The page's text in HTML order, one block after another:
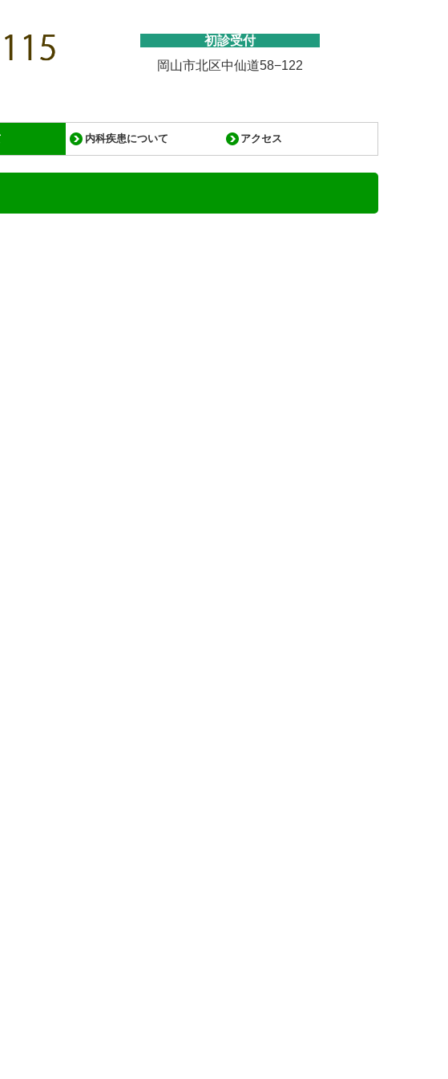
初診受付
岡山市北区中仙道58−122
内科疾患について
胃や腸の病気
心臓の病気
発熱や嘔吐など
予防接種
アクセス